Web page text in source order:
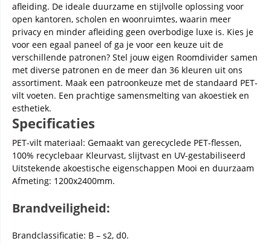
afleiding. De ideale duurzame en stijlvolle oplossing voor
open kantoren, scholen en woonruimtes, waarin meer
privacy en minder afleiding geen overbodige luxe is. Kies je
voor een egaal paneel of ga je voor een keuze uit de
verschillende patronen? Stel jouw eigen Roomdivider samen
met diverse patronen en de meer dan 36 kleuren uit ons
assortiment. Maak een patroonkeuze met de standaard PET-
vilt voeten. Een prachtige samensmelting van akoestiek en
esthetiek.
Specificaties
PET-vilt materiaal: Gemaakt van gerecyclede PET-flessen,
100% recyclebaar Kleurvast, slijtvast en UV-gestabiliseerd
Uitstekende akoestische eigenschappen Mooi en duurzaam
Afmeting: 1200x2400mm.
Brandveiligheid:
Brandclassificatie: B – s2, d0.